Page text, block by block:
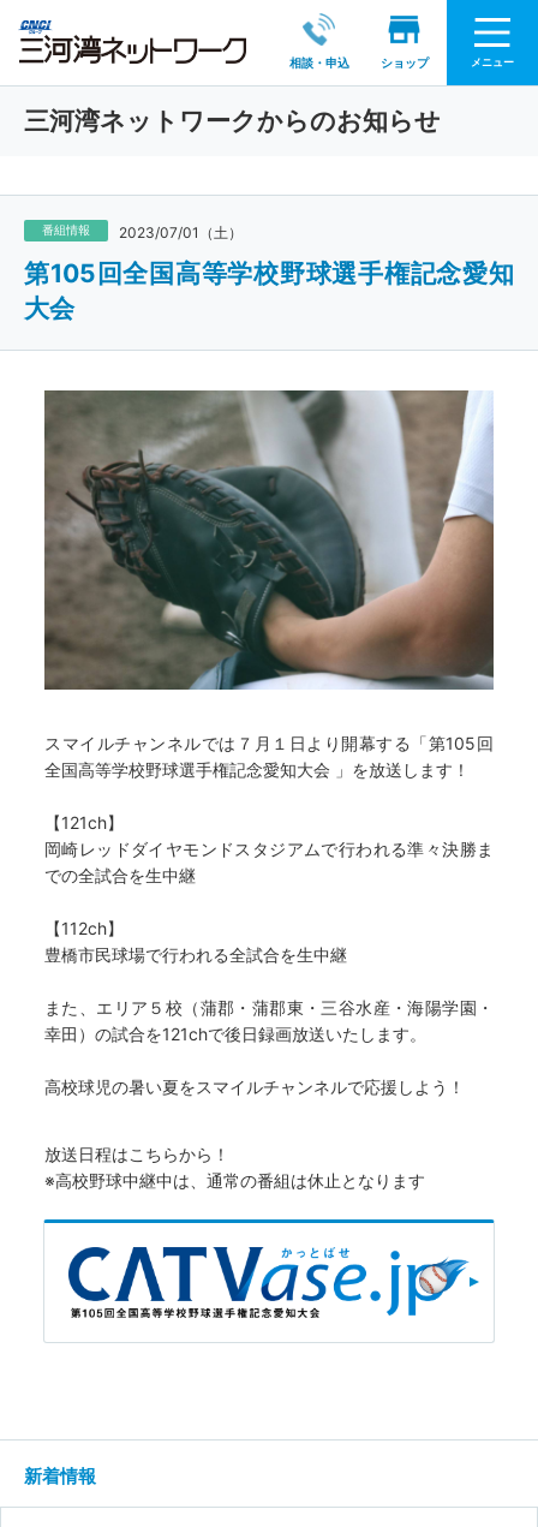
相談・申込 ショップ メニュー
三河湾ネットワークからのお知らせ
番組情報 2023/07/01（土）
第105回全国高等学校野球選手権記念愛知
大会
スマイルチャンネルでは７月１日より開幕する「第105回
全国高等学校野球選手権記念愛知大会 」を放送します！
【121ch】
岡崎レッドダイヤモンドスタジアムで行われる準々決勝ま
での全試合を生中継
【112ch】
豊橋市民球場で行われる全試合を生中継
また、エリア５校（蒲郡・蒲郡東・三谷水産・海陽学園・
幸田）の試合を121chで後日録画放送いたします。
高校球児の暑い夏をスマイルチャンネルで応援しよう！
放送日程はこちらから！
※高校野球中継中は、通常の番組は休止となります
新着情報